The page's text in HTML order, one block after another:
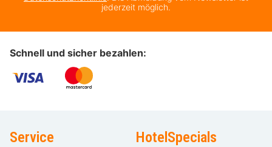
jederzeit möglich.
Schnell und sicher bezahlen:
Service HotelSpecials